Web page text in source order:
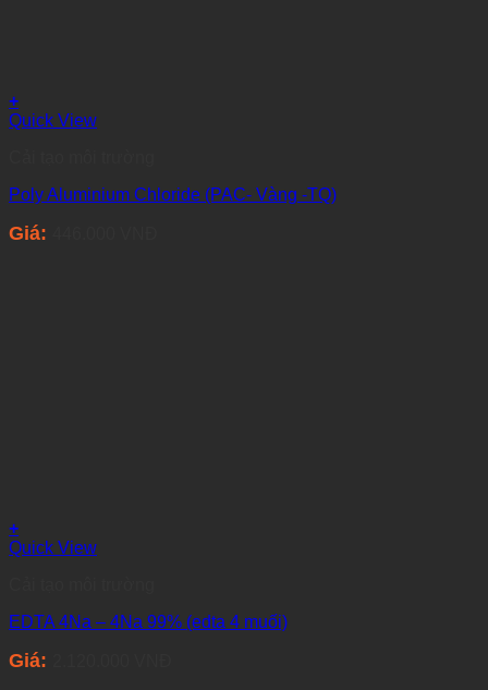
+
Quick View
Poly Aluminium Chloride (PAC- Vàng -TQ)
Giá:
+
Quick View
EDTA 4Na – 4Na 99% (edta 4 muối)
Giá: